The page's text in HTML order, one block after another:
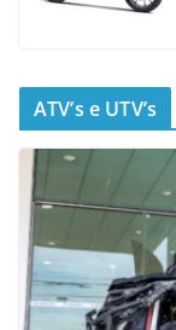
ATV’s e UTV’s